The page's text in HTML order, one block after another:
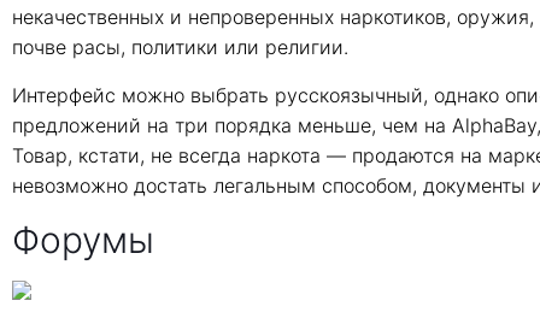
некачественных и непроверенных наркотиков,
почве расы, политики или религии.
Интерфейс можно выбрать русскоязычный, однако
предложений на три порядка меньше, чем на
Товар, кстати, не всегда наркота — продаются на
невозможно достать легальным способом,
Форумы